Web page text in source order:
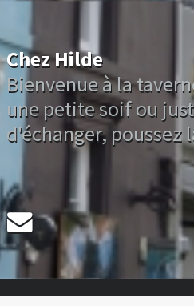
Chez Hilde
Bienvenue à la
une petite soif ou
d'échanger, poussez